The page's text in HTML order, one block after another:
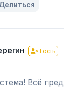
Гость
Всё